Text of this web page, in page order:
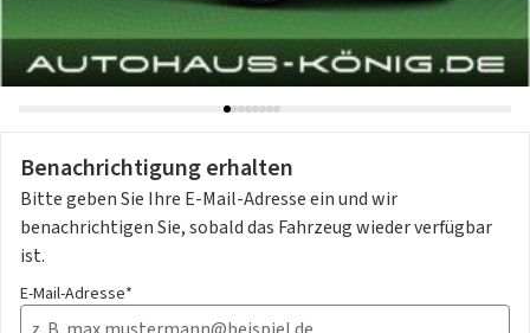
Benachrichtigung erhalten
Bitte geben Sie Ihre E-Mail-Adresse ein und wir
benachrichtigen Sie, sobald das Fahrzeug wieder verfügbar
ist.
E-Mail-Adresse*